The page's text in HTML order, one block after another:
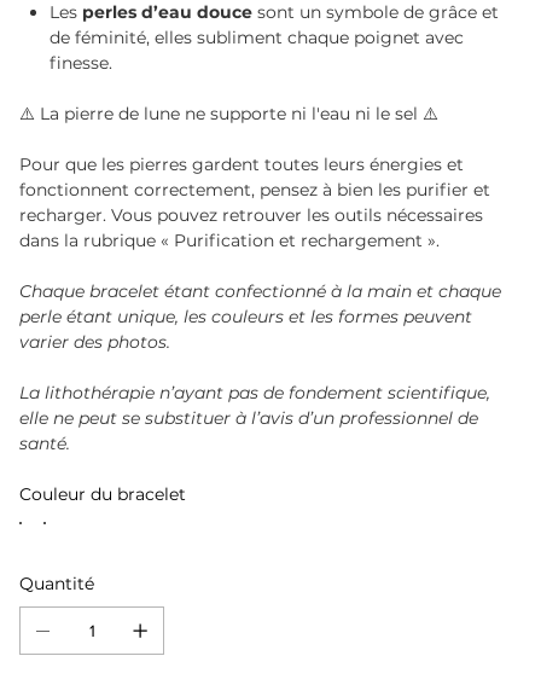
Les perles d’eau douce sont un symbole de grâce et
de féminité, elles subliment chaque poignet avec
finesse.
⚠️ La pierre de lune ne supporte ni l'eau ni le sel ⚠️
Pour que les pierres gardent toutes leurs énergies et
fonctionnent correctement, pensez à bien les purifier et
recharger. Vous pouvez retrouver les outils nécessaires
dans la rubrique « Purification et rechargement ».
Chaque bracelet étant confectionné à la main et chaque
perle étant unique, les couleurs et les formes peuvent
varier des photos.
La lithothérapie n’ayant pas de fondement scientifique,
elle ne peut se substituer à l’avis d’un professionnel de
santé.
Couleur du bracelet
Quantité